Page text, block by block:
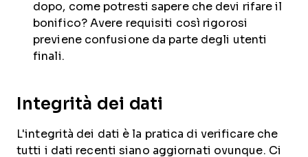
dopo, come potresti sapere che devi rifare il
bonifico? Avere requisiti così rigorosi
previene confusione da parte degli utenti
finali.
Integrità dei dati
L'integrità dei dati è la pratica di verificare che
tutti i dati recenti siano aggiornati ovunque. Ci